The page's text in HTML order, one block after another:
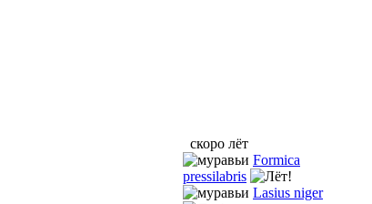
скоро лёт
Formica
pressilabris
Lasius niger